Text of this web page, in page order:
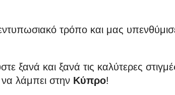
τρόπο και μας
ξανά και ξανά τις καλύτερες
λάμπει στην Κύπρο!